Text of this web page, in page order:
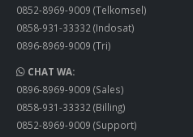
0852-8969-9009 (Telkomsel)
0858-931-33332(Indosat)
0896-8969-9009 (Tri)
CHAT WA:
0896-8969-9009 (Sales)
0858-931-33332(Billing)
0852-8969-9009 (Support)